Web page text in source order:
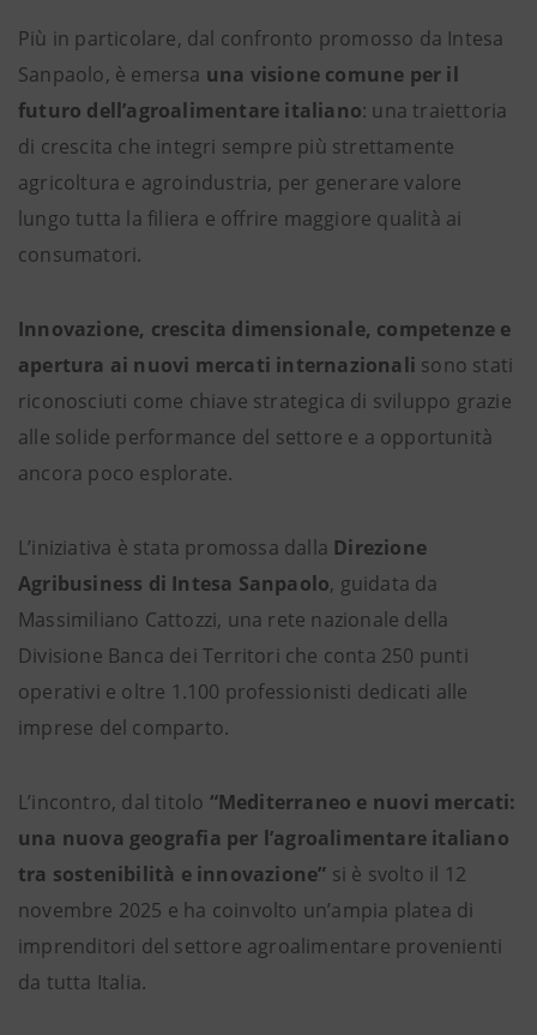
Più in particolare, dal confronto promosso da Intesa
Sanpaolo, è emersa una visione comune per il
futuro dell’agroalimentare italiano: una traiettoria
di crescita che integri sempre più strettamente
agricoltura e agroindustria, per generare valore
lungo tutta la filiera e offrire maggiore qualità ai
consumatori.
Innovazione, crescita dimensionale, competenze e
apertura ai nuovi mercati internazionali sono stati
riconosciuti come chiave strategica di sviluppo grazie
alle solide performance del settore e a opportunità
ancora poco esplorate.
L’iniziativa è stata promossa dalla Direzione
Agribusiness di Intesa Sanpaolo, guidata da
Massimiliano Cattozzi, una rete nazionale della
Divisione Banca dei Territori che conta 250 punti
operativi e oltre 1.100 professionisti dedicati alle
imprese del comparto.
L’incontro, dal titolo “Mediterraneo e nuovi mercati:
una nuova geografia per l’agroalimentare italiano
tra sostenibilità e innovazione” si è svolto il 12
novembre 2025 e ha coinvolto un’ampia platea di
imprenditori del settore agroalimentare provenienti
da tutta Italia.